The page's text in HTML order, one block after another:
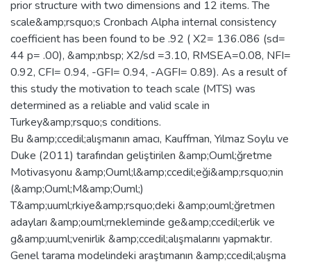
prior structure with two dimensions and 12 items. The
scale&amp;rsquo;s Cronbach Alpha internal consistency
coefficient has been found to be .92 ( X2= 136.086 (sd=
44 p= .00), &amp;nbsp; X2/sd =3.10, RMSEA=0.08, NFI=
0.92, CFI= 0.94, -GFI= 0.94, -AGFI= 0.89). As a result of
this study the motivation to teach scale (MTS) was
determined as a reliable and valid scale in
Turkey&amp;rsquo;s conditions.
Bu &amp;ccedil;alışmanın amacı, Kauffman, Yılmaz Soylu ve
Duke (2011) tarafından geliştirilen &amp;Ouml;ğretme
Motivasyonu &amp;Ouml;l&amp;ccedil;eği&amp;rsquo;nin
(&amp;Ouml;M&amp;Ouml;)
T&amp;uuml;rkiye&amp;rsquo;deki &amp;ouml;ğretmen
adayları &amp;ouml;rnekleminde ge&amp;ccedil;erlik ve
g&amp;uuml;venirlik &amp;ccedil;alışmalarını yapmaktır.
Genel tarama modelindeki araştımanın &amp;ccedil;alışma